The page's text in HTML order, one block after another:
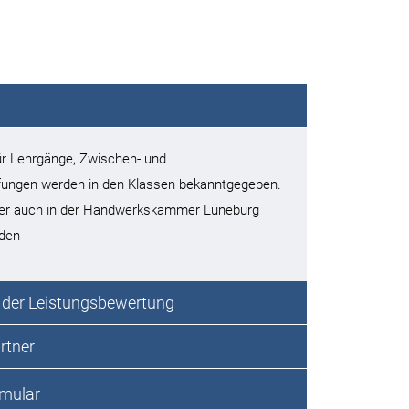
Lehrgänge, Zwischen- und
werden in den Klassen bekanntgegeben.
auch in der Handwerkskammer Lüneburg
Leistungsbewertung